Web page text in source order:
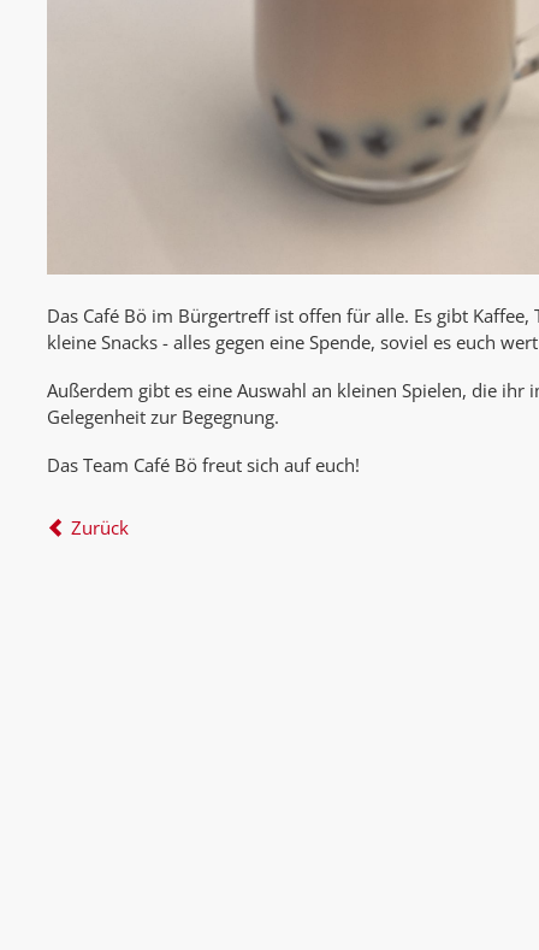
Das Café Bö im Bürgertreff ist offen für alle. Es gibt Kaffee,
kleine Snacks - alles gegen eine Spende, soviel es euch
Außerdem gibt es eine Auswahl an kleinen Spielen, die ihr
Gelegenheit zur Begegnung.
Das Team Café Bö freut sich auf euch!
Zurück